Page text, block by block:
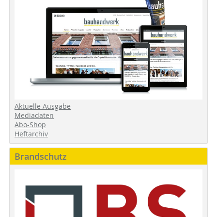
Aktuelle Ausgabe
Mediadaten
Abo-Shop
Heftarchiv
Brandschutz